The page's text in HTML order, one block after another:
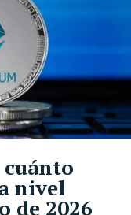
nivel
de 2026